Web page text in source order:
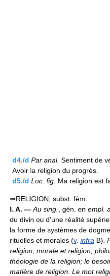
d4./d Par anal. Sentiment de
Avoir la religion du progrès.
d5./d Loc. fig. Ma religion est
⇒RELIGION, subst. fém.
I. A. — Au sing. , gén. en empl.
du divin ou d'une réalité
la forme de systèmes de
rituelles et morales (v. infra B).
religion; morale et religion;
théologie de la religion; le
matière de religion Le mot